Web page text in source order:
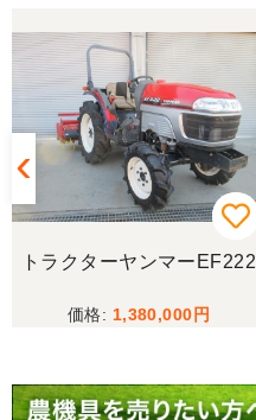
トラクターヤンマーEF222
1,380,000